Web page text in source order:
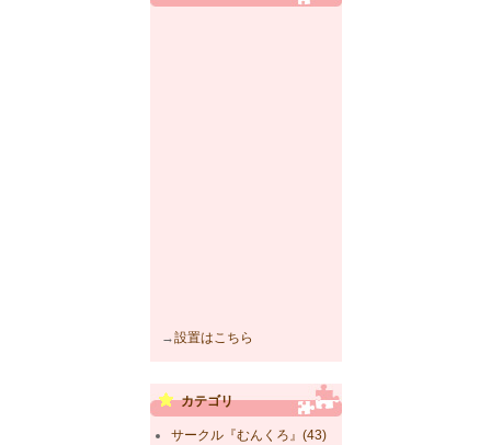
→設置はこちら
カテゴリ
サークル『むんくろ』(43)